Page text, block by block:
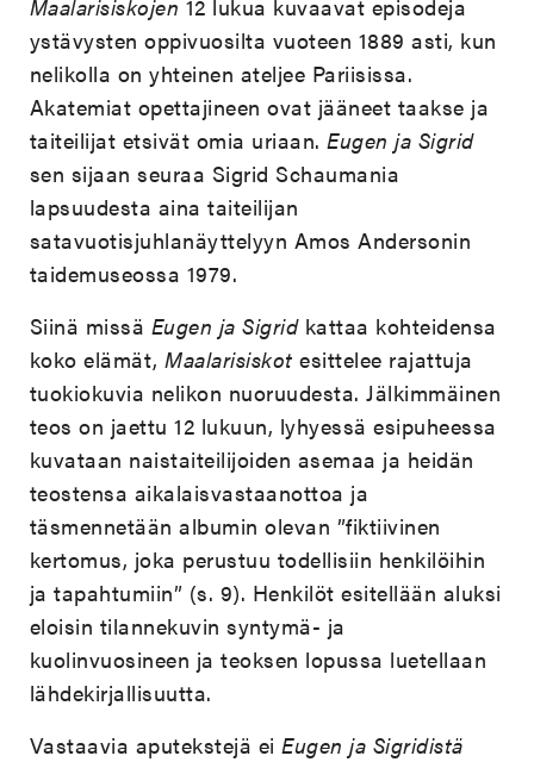
Maalarisiskojen 12 lukua kuvaavat episodeja
ystävysten oppivuosilta vuoteen 1889 asti, kun
nelikolla on yhteinen ateljee Pariisissa.
Akatemiat opettajineen ovat jääneet taakse ja
taiteilijat etsivät omia uriaan.Eugen ja Sigrid
sen sijaan seuraa Sigrid Schaumania
lapsuudesta aina taiteilijan
satavuotisjuhlanäyttelyyn Amos Andersonin
taidemuseossa 1979.
Siinä missä Eugen ja Sigridkattaa kohteidensa
koko elämät,Maalarisiskot esittelee rajattuja
tuokiokuvia nelikon nuoruudesta. Jälkimmäinen
teos on jaettu 12 lukuun, lyhyessä esipuheessa
kuvataan naistaiteilijoiden asemaa ja heidän
teostensa aikalaisvastaanottoa ja
täsmennetään albumin olevan ”fiktiivinen
kertomus, joka perustuu todellisiin henkilöihin
ja tapahtumiin” (s. 9). Henkilöt esitellään aluksi
eloisin tilannekuvin syntymä- ja
kuolinvuosineen ja teoksen lopussa luetellaan
lähdekirjallisuutta.
Vastaavia aputekstejä eiEugen ja Sigridistä